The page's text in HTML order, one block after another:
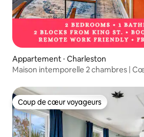
Appartement ⋅ Charleston
Maison intemporelle 2 chambres |
Coup de cœur voyageurs
Coup de cœur voyageurs